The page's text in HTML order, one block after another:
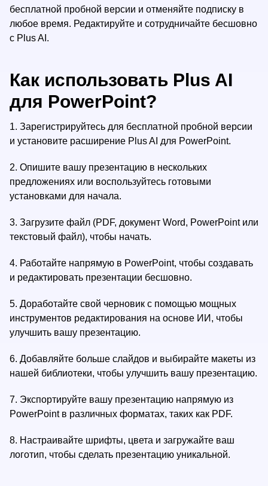
бесплатной пробной версии и отменяйте подписку в
любое время. Редактируйте и сотрудничайте бесшовно
с Plus AI.
Как использовать Plus AI
для PowerPoint?
1. Зарегистрируйтесь для бесплатной пробной версии
и установите расширение Plus AI для PowerPoint.
2. Опишите вашу презентацию в нескольких
предложениях или воспользуйтесь готовыми
установками для начала.
3. Загрузите файл (PDF, документ Word, PowerPoint или
текстовый файл), чтобы начать.
4. Работайте напрямую в PowerPoint, чтобы создавать
и редактировать презентации бесшовно.
5. Доработайте свой черновик с помощью мощных
инструментов редактирования на основе ИИ, чтобы
улучшить вашу презентацию.
6. Добавляйте больше слайдов и выбирайте макеты из
нашей библиотеки, чтобы улучшить вашу презентацию.
7. Экспортируйте вашу презентацию напрямую из
PowerPoint в различных форматах, таких как PDF.
8. Настраивайте шрифты, цвета и загружайте ваш
логотип, чтобы сделать презентацию уникальной.